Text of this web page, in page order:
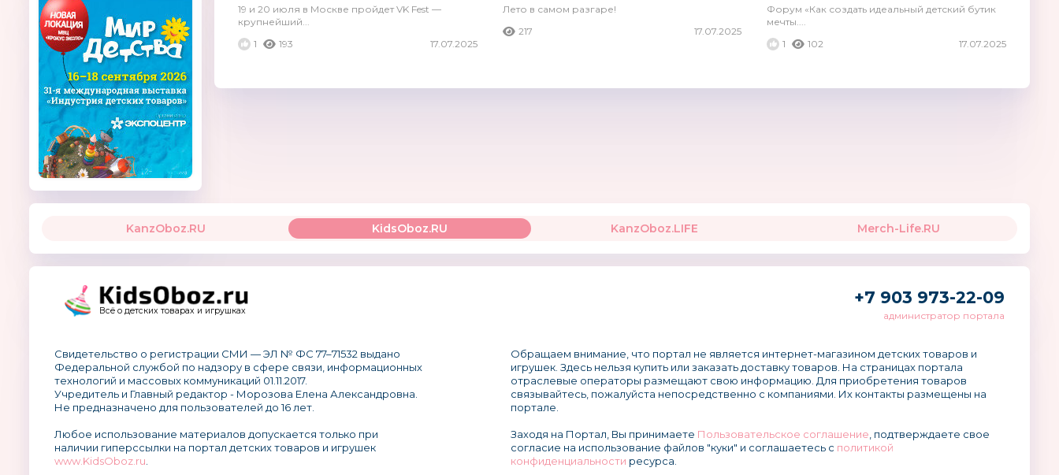
19 и 20 июля в Москве пройдет VK Fest —
крупнейший...
1
193 17.07.2025
Лето в самом разгаре!
217
17.07.2025
Форум «Как создать идеальный детский бутик
мечты....
1
102 17.07.2025
KanzOboz.RU KidsOboz.RU KanzOboz.LIFE Merch-Life.RU
Всё о детских товарах и игрушках
+7 903 973-22-09
администратор портала
Свидетельство о регистрации СМИ — ЭЛ № ФС 77–71532 выдано
Федеральной службой по надзору в сфере связи, информационных
технологий и массовых коммуникаций 01.11.2017.
Учредитель и Главный редактор - Морозова Елена Александровна.
Не предназначено для пользователей до 16 лет.
Любое использование материалов допускается только при
наличии гиперссылки на портал детских товаров и игрушек
www.KidsOboz.ru
Обращаем внимание, что портал не является интернет-магазином детских товаров и
игрушек. Здесь нельзя купить или заказать доставку товаров. На страницах портала
отраслевые операторы размещают свою информацию. Для приобретения товаров
связывайтесь, пожалуйста непосредственно с компаниями. Их контакты размещены на
портале.
Заходя на Портал, Вы принимаете Пользовательское соглашение , подтверждаете свое
согласие на использование файлов "куки" и соглашаетесь с политикой
конфиденциальности ресурса.